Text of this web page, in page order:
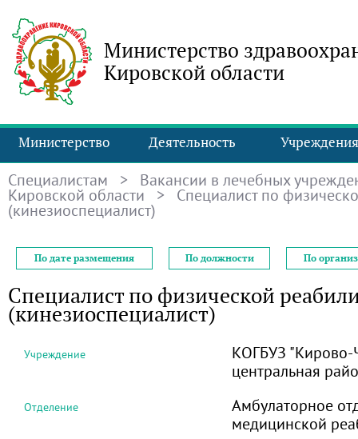
Министерство
Кировской области
Министерство Деятельность Учреждения
Специалистам > Вакансии в лечебных
Кировской области > Специалист по
(кинезиоспециалист)
По дате размещения По должности По
Специалист по физической
(кинезиоспециалист)
Учреждение
КОГБУЗ "Кирово-
центральная
Отделение
Амбулаторное
медицинской